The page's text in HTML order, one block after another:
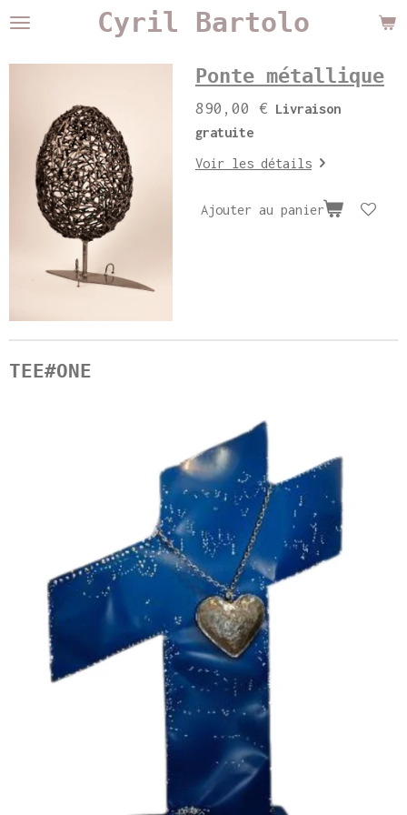
Passer
contenu
Cyril Bartolo
Ponte métallique
890,00 € Livraison
gratuite
Voir les détails
Ajouter au panier
TEE#ONE